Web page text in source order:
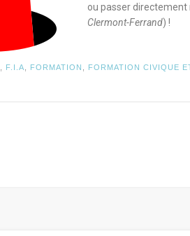
ou passer directement
Clermont-Ferrand) !
F.I.A FORMATION FORMATION CIVIQUE